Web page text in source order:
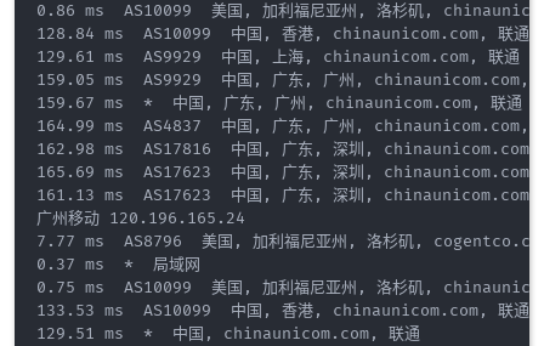
0.86 ms  AS10099  美国, 加利福尼亚州, 洛杉矶,
128.84 ms  AS10099  中国, 香港, chinaunicom.com, 联通
129.61 ms  AS9929  中国, 上海, chinaunicom.com, 联通
159.05 ms  AS9929  中国, 广东, 广州, chinaunicom.com,
159.67 ms  *  中国, 广东, 广州, chinaunicom.com, 联通
164.99 ms  AS4837  中国, 广东, 广州, chinaunicom.com,
162.98 ms  AS17816  中国, 广东, 深圳, chinaunicom.com,
165.69 ms  AS17623  中国, 广东, 深圳, chinaunicom.com,
161.13 ms  AS17623  中国, 广东, 深圳, chinaunicom.com,
广州移动 120.196.165.24
7.77 ms  AS8796  美国, 加利福尼亚州, 洛杉矶,
0.37 ms  *  局域网
0.75 ms  AS10099  美国, 加利福尼亚州, 洛杉矶,
133.53 ms  AS10099  中国, 香港, chinaunicom.com, 联通
129.51 ms  *  中国, chinaunicom.com, 联通